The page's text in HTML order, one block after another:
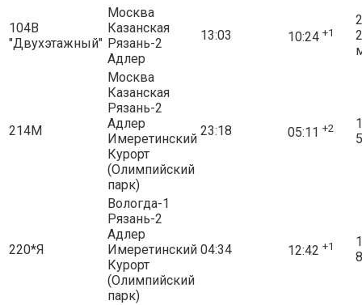
104В
"Двухэтажный"
Москва
Казанская
Рязань-2
Адлер
13:03 10:24 +1
214М
Москва
Казанская
Рязань-2
Адлер
Имеретинский
Курорт
(Олимпийский
парк)
23:18 05:11 +2
220*Я
Вологда-1
Рязань-2
Адлер
Имеретинский
Курорт
(Олимпийский
парк)
04:34 12:42 +1